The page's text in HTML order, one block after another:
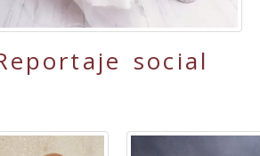
social